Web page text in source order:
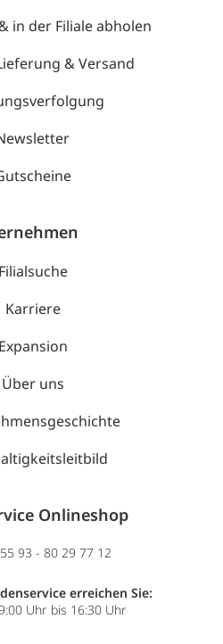
in der Filiale abholen
& Versand
Filialsuche
Karriere
Expansion
Über uns
Onlineshop
93 - 80 29 77 12
erreichen Sie:
Uhr bis 16:30 Uhr